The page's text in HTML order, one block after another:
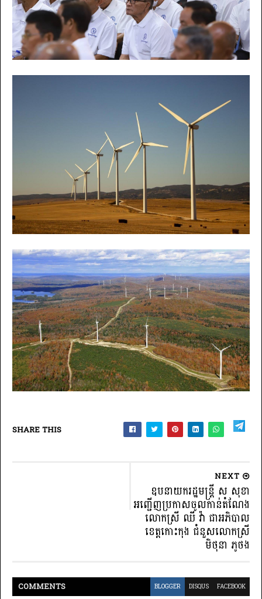
SHARE THIS
NEXT
ឧបនាយករដ្ឋមន្ដ្រី ស សុខា
អញ្ជើញប្រកាសចូលកាន់តំណែង
លោកស្រី ឈី វ៉ា ជាអភិបាល
ខេត្តកោះកុង ជំនួសលោកស្រី
មិថុនា ភូថង
COMMENTS BLOGGER DISQUS FACEBOOK